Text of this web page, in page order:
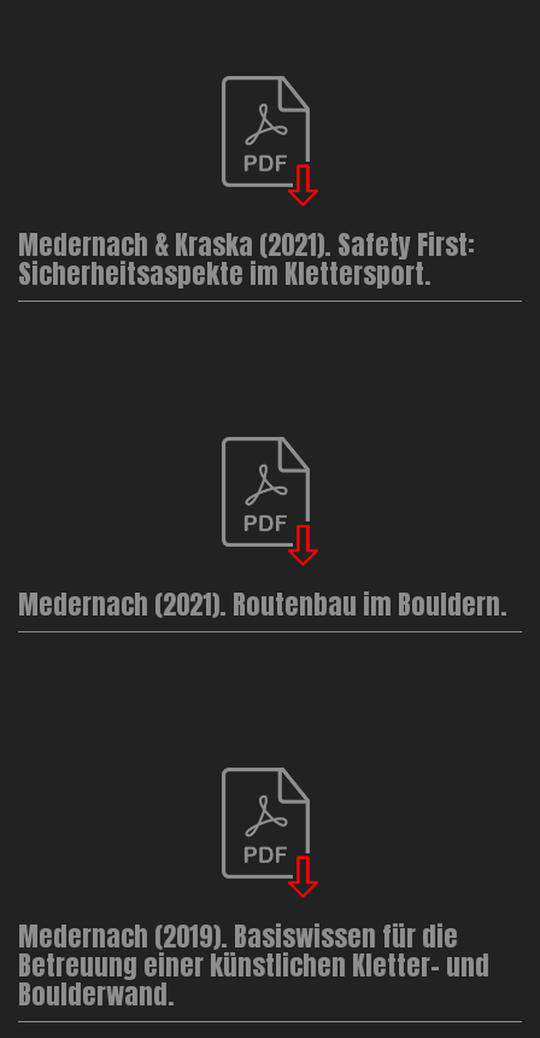
Medernach & Kraska (2021). Safety First:
Sicherheitsaspekte im Klettersport.
Medernach (2021). Routenbau im Bouldern.
Medernach (2019). Basiswissen für die
Betreuung einer künstlichen Kletter- und
Boulderwand.